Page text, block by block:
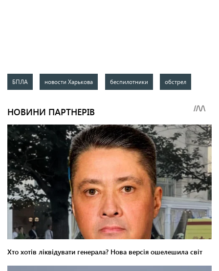
БПЛА новости Харькова беспилотники обстрел